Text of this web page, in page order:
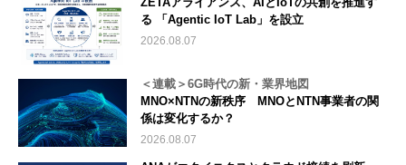
る 「Agentic IoT Lab」を設立
2026.08.07
＜連載＞6G時代の新・業界地図
MNO×NTNの新秩序 MNOとNTN事業者の関
係は変化するか？
2026.08.07